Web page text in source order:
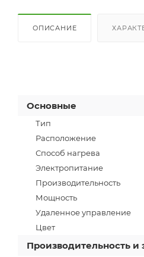
ОПИСАНИЕ
Основные
Тип
Расположение
Способ нагрева
Электропитание
Производительность
Мощность
Удаленное управление
Цвет
Производительность